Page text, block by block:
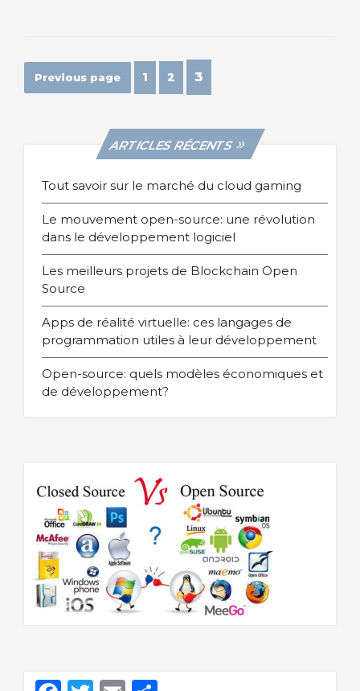
Previous page Page
1 Page
2 Page
3
ARTICLES RÉCENTS
Tout savoir sur le marché du cloud gaming
Le mouvement open-source: une révolution
dans le développement logiciel
Les meilleurs projets de Blockchain Open
Source
Apps de réalité virtuelle: ces langages de
programmation utiles à leur développement
Open-source: quels modèles économiques et
de développement?